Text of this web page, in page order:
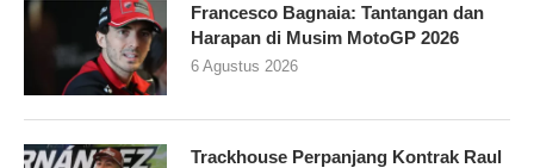
Francesco Bagnaia: Tantangan dan
Harapan di Musim MotoGP 2026
6 Agustus 2026
Trackhouse Perpanjang Kontrak Raul